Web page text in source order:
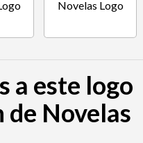
a este logo
de Novelas